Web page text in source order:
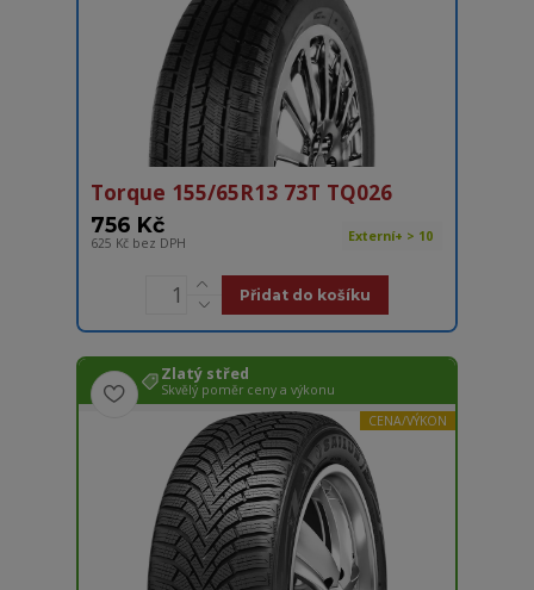
Torque 155/65R13 73T TQ026
756 Kč
625 Kč bez DPH Externí+ > 10
Přidat do košíku
Zlatý střed
Skvělý poměr ceny a výkonu
CENA/VÝKON